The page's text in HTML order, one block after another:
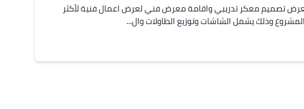
تصميم معكر تدريبي واقامة معرض فني لعرض اعمال فنية لأكثر